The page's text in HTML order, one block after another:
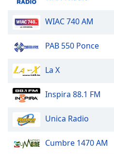
Done
Modal
Dialog
window.
WIAC 740 AM
PAB 550 Ponce
La X
Inspira 88.1 FM
Unica Radio
Cumbre 1470 AM